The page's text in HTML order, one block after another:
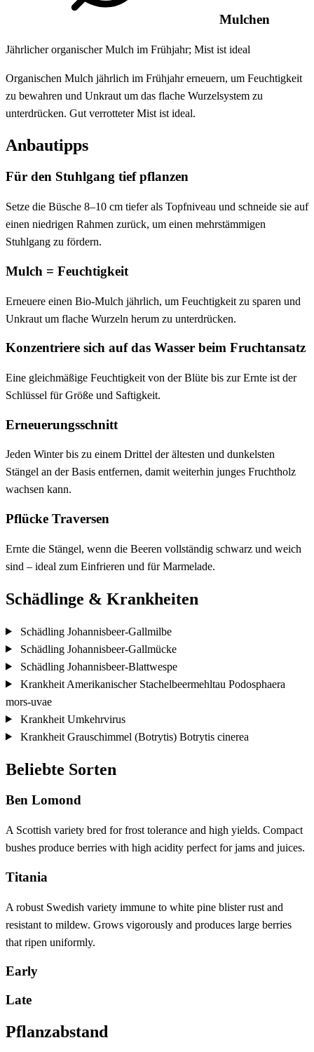
Mulchen
Jährlicher organischer Mulch im Frühjahr; Mist ist ideal
Organischen Mulch jährlich im Frühjahr erneuern, um Feuchtigkeit
zu bewahren und Unkraut um das flache Wurzelsystem zu
unterdrücken. Gut verrotteter Mist ist ideal.
Anbautipps
Für den Stuhlgang tief pflanzen
Setze die Büsche 8–10 cm tiefer als Topfniveau und schneide sie auf
einen niedrigen Rahmen zurück, um einen mehrstämmigen
Stuhlgang zu fördern.
Mulch = Feuchtigkeit
Erneuere einen Bio-Mulch jährlich, um Feuchtigkeit zu sparen und
Unkraut um flache Wurzeln herum zu unterdrücken.
Konzentriere sich auf das Wasser beim Fruchtansatz
Eine gleichmäßige Feuchtigkeit von der Blüte bis zur Ernte ist der
Schlüssel für Größe und Saftigkeit.
Erneuerungsschnitt
Jeden Winter bis zu einem Drittel der ältesten und dunkelsten
Stängel an der Basis entfernen, damit weiterhin junges Fruchtholz
wachsen kann.
Pflücke Traversen
Ernte die Stängel, wenn die Beeren vollständig schwarz und weich
sind – ideal zum Einfrieren und für Marmelade.
Schädlinge & Krankheiten
Schädling Johannisbeer-Gallmilbe
Schädling Johannisbeer-Gallmücke
Schädling Johannisbeer-Blattwespe
Krankheit Amerikanischer Stachelbeermehltau Podosphaera
mors-uvae
Krankheit Umkehrvirus
Krankheit Grauschimmel (Botrytis) Botrytis cinerea
Beliebte Sorten
Ben Lomond
A Scottish variety bred for frost tolerance and high yields. Compact
bushes produce berries with high acidity perfect for jams and juices.
Titania
A robust Swedish variety immune to white pine blister rust and
resistant to mildew. Grows vigorously and produces large berries
that ripen uniformly.
Early
Late
Pflanzabstand